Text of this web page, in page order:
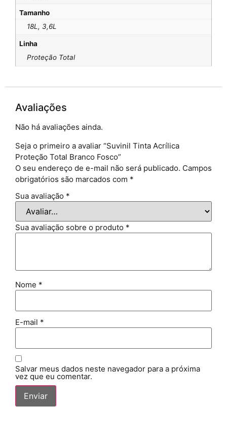
Tamanho
18L, 3,6L
Linha
Proteção Total
Avaliações
Não há avaliações ainda.
Seja o primeiro a avaliar “Suvinil Tinta Acrílica
Proteção Total Branco Fosco”
O seu endereço de e-mail não será publicado. Campos
obrigatórios são marcados com *
Sua avaliação *
Sua avaliação sobre o produto *
Nome *
E-mail *
Salvar meus dados neste navegador para a próxima
vez que eu comentar.